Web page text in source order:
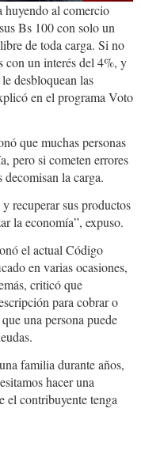
huyendo al comercio
Bs 100 con solo un
de toda carga. Si no
con un interés del 4%, y
desbloquean las
en el programa Voto
que muchas personas
pero si cometen errores
la carga.
recuperar sus productos
la economía”, expuso.
el actual Código
en varias ocasiones,
criticó que
para cobrar o
una persona puede
familia durante años,
hacer una
el contribuyente tenga